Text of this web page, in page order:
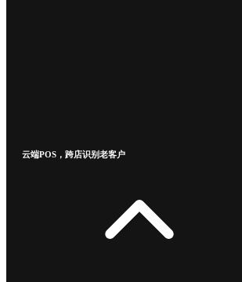
云端POS，跨店识别老客户